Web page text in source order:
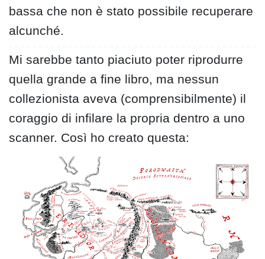
bassa che non è stato possibile recuperare
alcunché.
Mi sarebbe tanto piaciuto poter riprodurre
quella grande a fine libro, ma nessun
collezionista aveva (comprensibilmente) il
coraggio di infilare la propria dentro a uno
scanner. Così ho creato questa: